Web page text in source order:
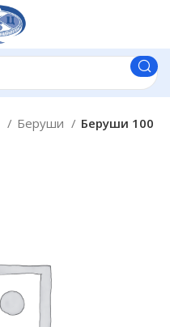
Беруши Беруши 100